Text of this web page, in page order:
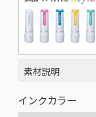
素材説明
インクカラー